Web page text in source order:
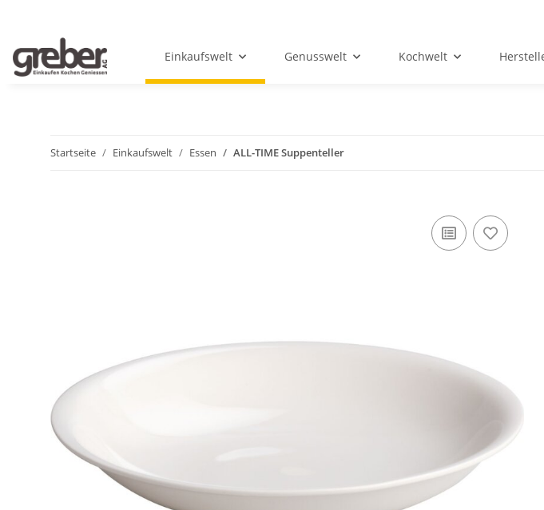
Einkaufswelt Genusswelt Kochwelt
Startseite Einkaufswelt Essen ALL-TIME Suppenteller